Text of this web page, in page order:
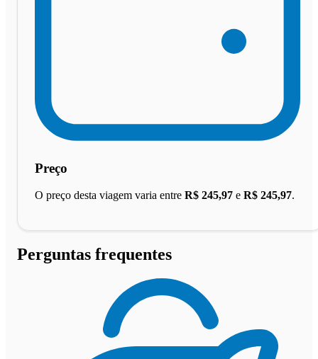
Preço
O preço desta viagem varia entre R$ 245,97 e R$ 245,97.
Perguntas frequentes